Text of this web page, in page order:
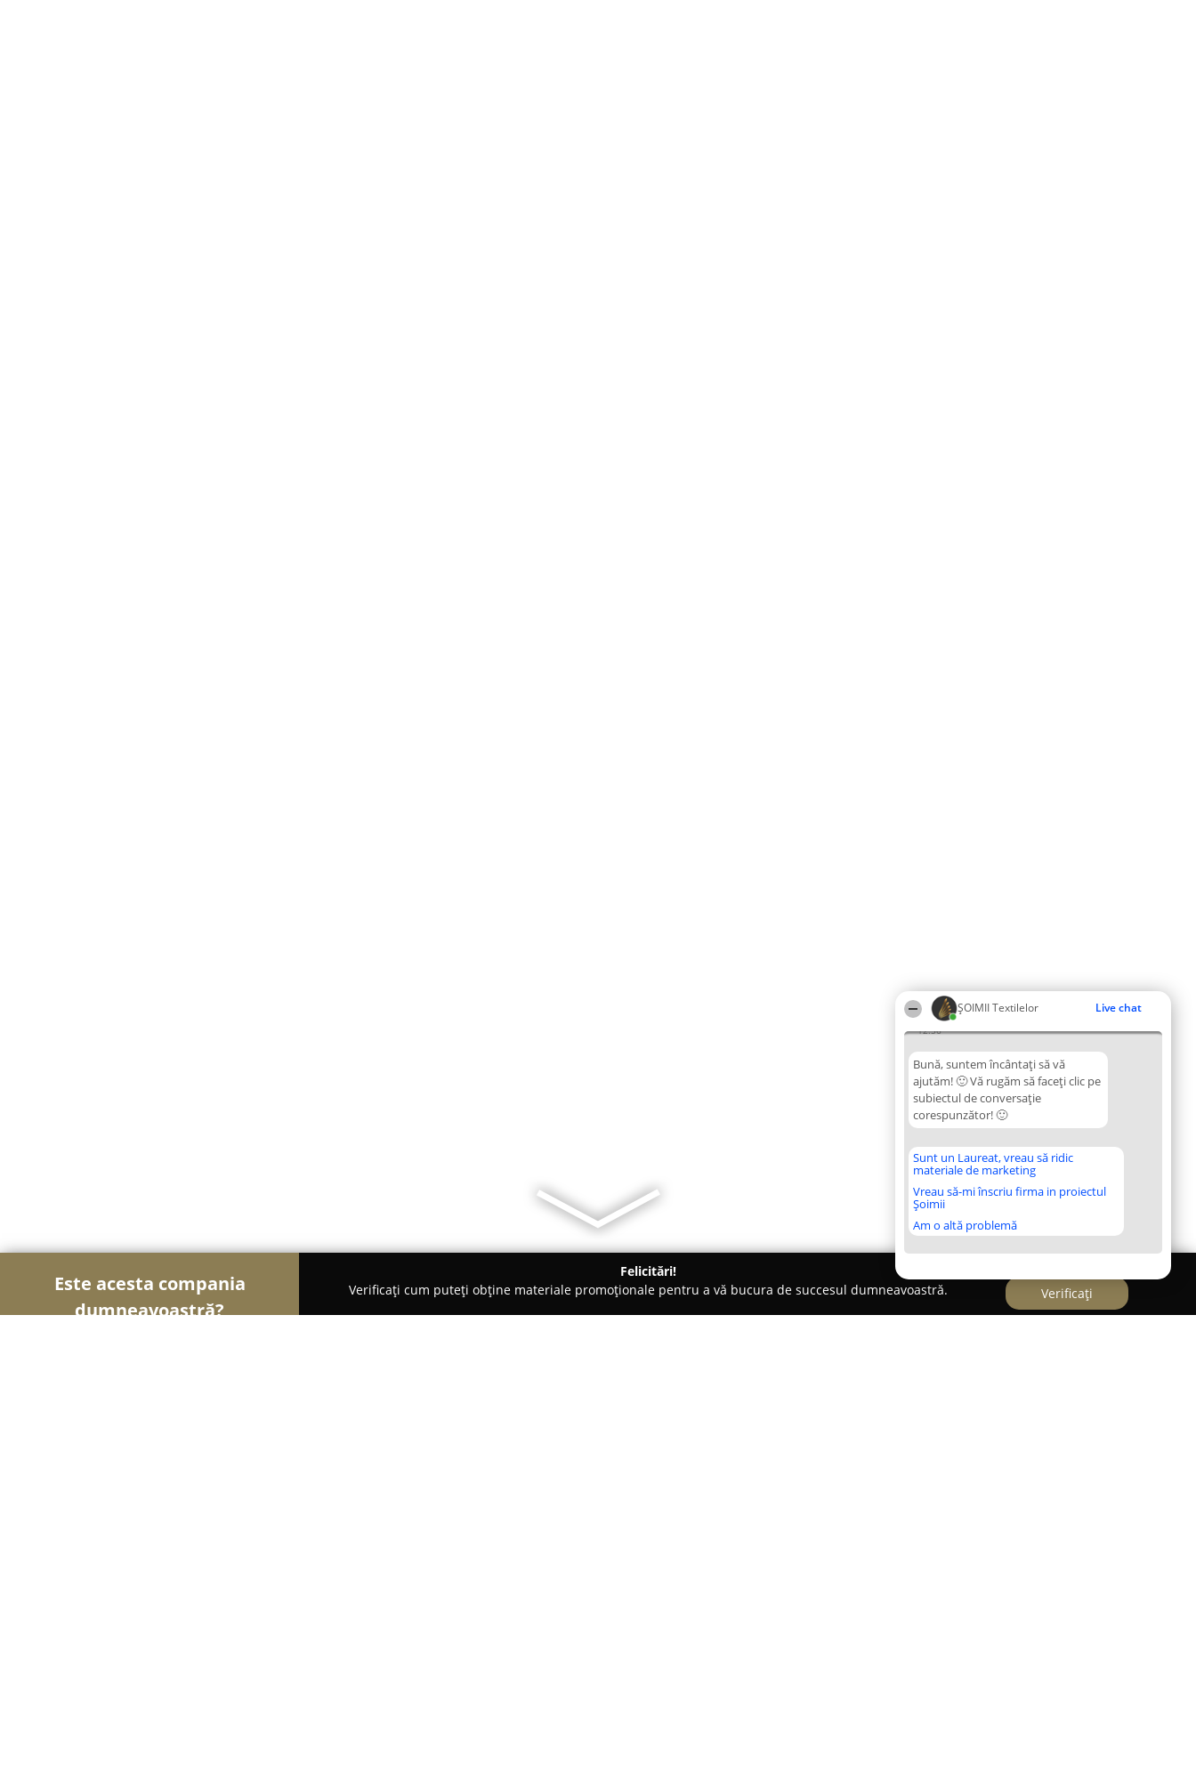
ȘOIMII Textilelor Live chat
12:56
Bună, suntem încântați să vă
ajutăm! 🙂 Vă rugăm să faceți clic pe
subiectul de conversație
corespunzător! 🙂
Sunt un Laureat, vreau să ridic
materiale de marketing
Vreau să-mi înscriu firma in proiectul
Șoimii
Am o altă problemă
Este acesta compania
dumneavoastră?
Felicitări!
Verificați cum puteți obține materiale promoționale pentru a vă bucura de succesul dumneavoastră.
Verificați